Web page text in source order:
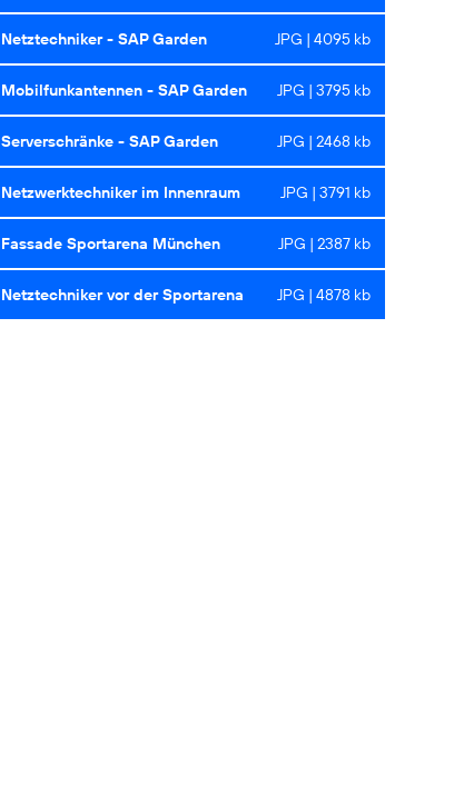
Netztechniker - SAP Garden JPG | 4095 kb
Mobilfunkantennen - SAP Garden JPG | 3795 kb
Serverschränke - SAP Garden JPG | 2468 kb
Netzwerktechniker im Innenraum JPG | 3791 kb
Fassade Sportarena München JPG | 2387 kb
Netztechniker vor der Sportarena JPG | 4878 kb